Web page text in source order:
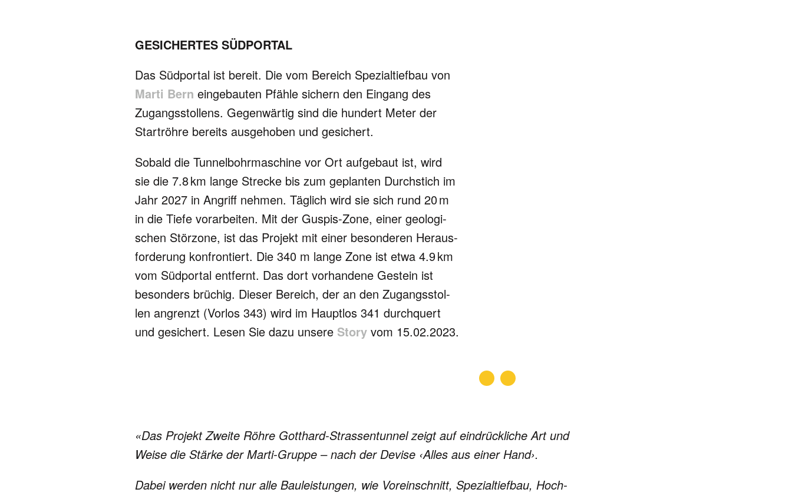
GESICHERTES SÜDPORTAL
Das Südportal ist bereit. Die vom Bereich Spezialtiefbau von
Marti Bern eingebauten Pfähle sichern den Eingang des
Zugangs­stol­lens. Gegen­wärtig sind die hundert Meter der
Start­röhre bereits ausgehoben und gesichert.
Sobald die Tunnelbohrmaschine vor Ort aufgebaut ist, wird
sie die 7.8 km lange Strecke bis zum geplanten Durch­stich im
Jahr 2027 in Angriff nehmen. Täglich wird sie sich rund 20 m
in die Tiefe vorar­bei­ten. Mit der Guspis-Zone, einer geo­lo­gi­
schen Stör­zone, ist das Projekt mit einer beson­de­ren Heraus­
for­de­rung kon­fron­tiert. Die 340 m lange Zone ist etwa 4.9 km
vom Süd­portal entfernt. Das dort vor­han­dene Gestein ist
beson­ders brüchig. Dieser Bereich, der an den Zugangs­stol­
len angrenzt (Vorlos 343) wird im Hauptlos 341 durchquert
und gesichert. Lesen Sie dazu unsere Storyvom 15.02.2023.
«Das Projekt Zweite Röhre Gotthard-Stras­sen­tun­nel zeigt auf ein­drück­li­che Art und
Weise die Stär­ke der Marti-Gruppe – nach der Devise ‹Alles aus einer Hand›.
Dabei werden nicht nur alle Bau­leis­tun­gen, wie Vor­ein­schnitt, Spe­zial­tief­bau, Hoch­